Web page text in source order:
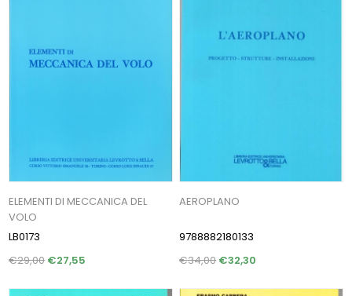
ELEMENTI DI MECCANICA DEL
VOLO
LB0173
€29,00 €27,55
AEROPLANO
9788882180133
€34,00€32,30